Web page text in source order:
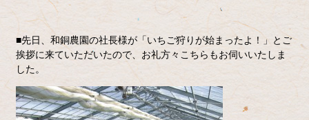
■先日、和銅農園の社長様が「いちご狩りが始まったよ！」とご
挨拶に来ていただいたので、お礼方々こちらもお伺いいたしま
した。